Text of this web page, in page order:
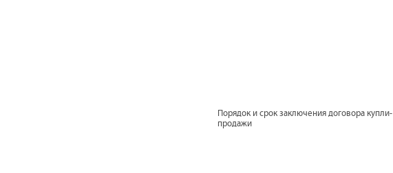
Порядок и срок заключения договора купли-
продажи